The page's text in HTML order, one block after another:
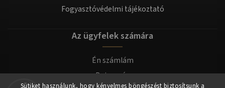
Sütiket használunk, hogy kényelmes böngészést biztosítsunk a
Fogyasztóvédelmi tájékoztató
Az ügyfelek számára
Én számlám
Bejegyzés